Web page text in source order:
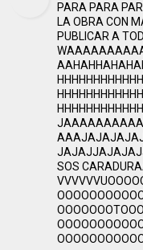
PARA PARA
LA OBRA CON
PUBLICAR A
SOS